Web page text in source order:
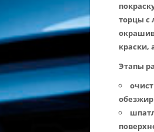
торцы с
краски,
Этапы